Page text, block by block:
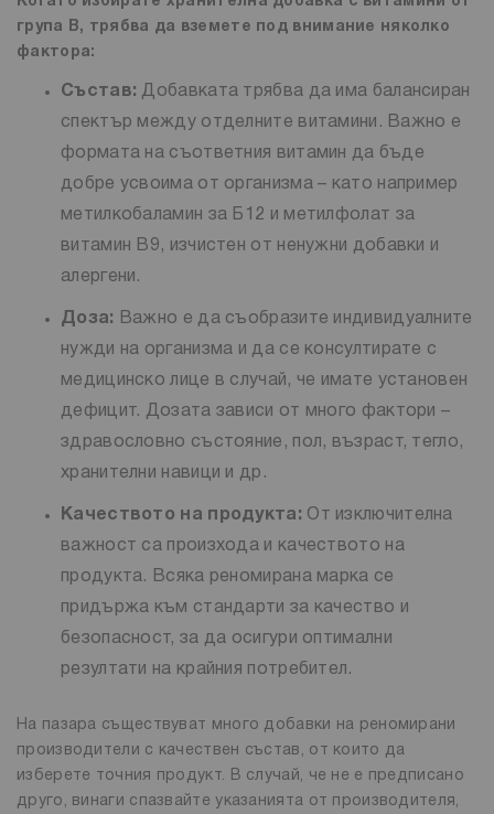
група В, трябва да вземете под внимание няколко
фактора:
Състав: Добавката трябва да има балансиран
спектър между отделните витамини. Важно е
формата на съответния витамин да бъде
добре усвоима от организма – като например
метилкобаламин за Б12 и метилфолат за
витамин B9, изчистен от ненужни добавки и
алергени.
Доза:
Важно е да съобразите индивидуалните
нужди на организма и да се консултирате с
медицинско лице в случай, че имате установен
дефицит. Дозата зависи от много фактори –
здравословно състояние, пол, възраст, тегло,
хранителни навици и др.
Качеството на продукта: От изключителна
важност са произхода и качеството на
продукта. Всяка реномирана марка се
придържа към стандарти за качество и
безопасност, за да осигури оптимални
резултати на крайния потребител.
На пазара съществуват много добавки на реномирани
производители с качествен състав, от които да
изберете точния продукт. В случай, че не е предписано
друго, винаги спазвайте указанията от производителя,